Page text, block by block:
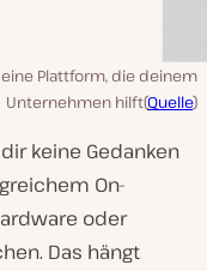
Plattform, die deinem
Unternehmen hilft(Quelle)
keine Gedanken
On-
oder
Das hängt